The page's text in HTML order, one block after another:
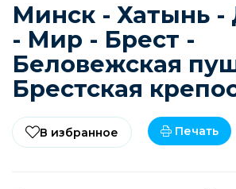
Минск - Хатынь -
- Мир - Брест -
Беловежская
Брестская
В избранное Печать